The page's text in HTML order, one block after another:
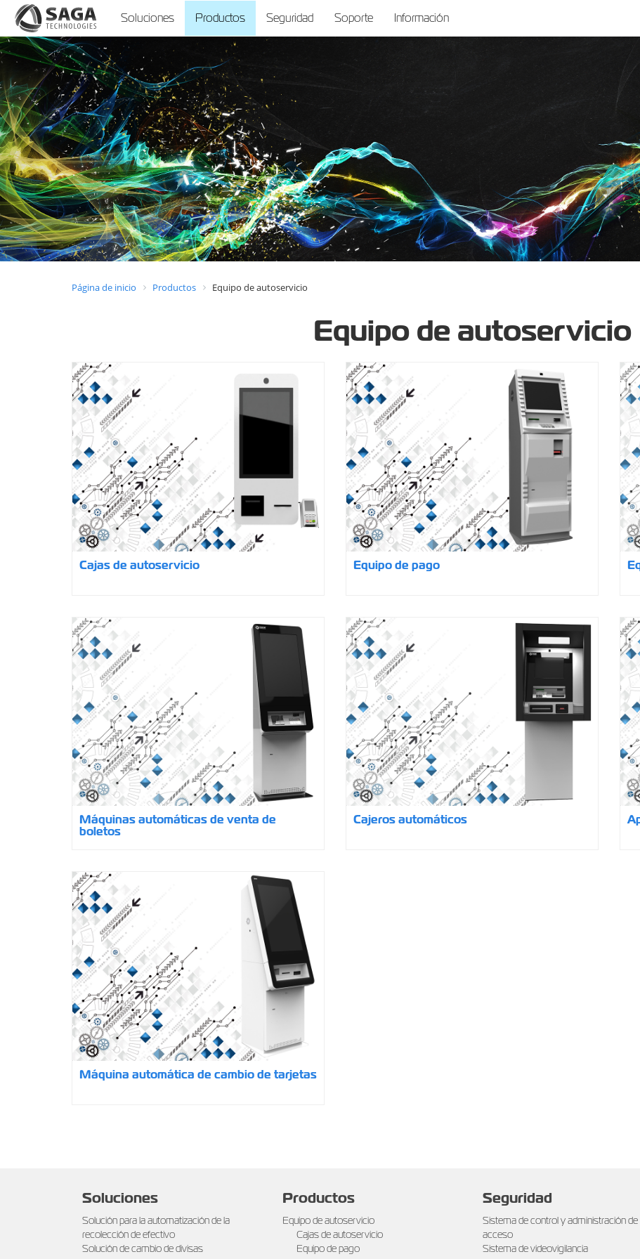
Soluciones Productos Seguridad Soporte Información
Página de inicio Productos Equipo de autoservicio
Equipo de autoservicio
Cajas de autoservicio Equipo de pago
Máquinas automáticas de venta de
boletos
Cajeros automáticos
Máquina automática de cambio de tarjetas
Soluciones
Solución para la automatización de la
recolección de efectivo
Solución de cambio de divisas
Productos
Equipo de autoservicio
Cajas de autoservicio
Equipo de pago
Seguridad
Sistema de control y administración de
acceso
Sistema de videovigilancia